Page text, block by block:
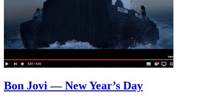
Bon Jovi — New Year’s Day